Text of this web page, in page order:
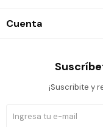
Cuenta
¡Suscribite y